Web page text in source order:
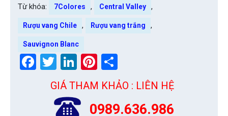
Từ khóa: 7Colores , Central Valley ,
Rượu vang Chile , Rượu vang trắng ,
Sauvignon Blanc
Facebook
Twitter
LinkedIn
Pinterest
GIÁ THAM KHẢO : LIÊN HỆ
0989.636.986